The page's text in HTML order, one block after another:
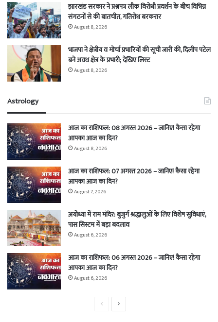
झारखंड सरकार ने प्रश्नपत्र लीक विरोधी प्रदर्शन के बीच विभिन्न
संगठनों से की बातचीत, गतिरोध बरकरार
August 8, 2026
भाजपा ने क्षेत्रीय व मोर्चा प्रभारियों की सूची जारी की, दिलीप पटेल
बने अवध क्षेत्र के प्रभारी; देखिए लिस्ट
August 8, 2026
Astrology
आज का राशिफल: 08 अगस्त 2026 – जानिए! कैसा रहेगा
आपका आज का दिन?
August 8, 2026
आज का राशिफल: 07 अगस्त 2026 – जानिए! कैसा रहेगा
आपका आज का दिन?
August 7, 2026
अयोध्या में राम मंदिर: बुजुर्ग श्रद्धालुओं के लिए विशेष सुविधाएं,
पास सिस्टम में बड़ा बदलाव
August 6, 2026
आज का राशिफल: 06 अगस्त 2026 – जानिए! कैसा रहेगा
आपका आज का दिन?
August 6, 2026
PreviousNext